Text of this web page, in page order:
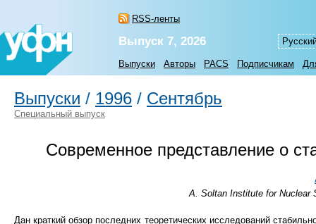
RSS-ленты
Выпуск 7, 2026
Выпуски Авторы PACS Подписчикам
Выпуски / 1996 / Сентябрь
Специальный выпуск
Современное представление о
A. Soltan Institute for Nuclear
Дан краткий обзор последних теоретических исследований